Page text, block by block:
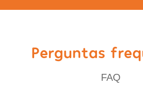
Perguntas
FAQ